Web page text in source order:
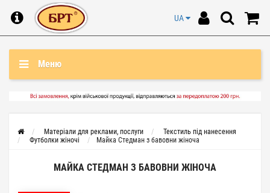
UA
Меню
Матеріали для реклами, послуги
Текстиль під нанесення
Футболки жіночі
Майка Стедман з бавовни жіноча
МАЙКА СТЕДМАН З БАВОВНИ ЖІНОЧА